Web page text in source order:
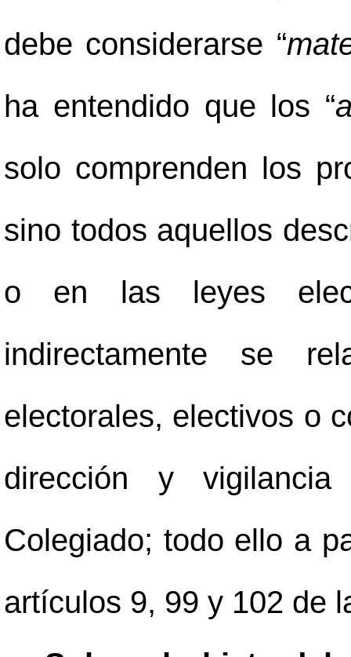
debe considerarse “
ha entendido que los “
solo comprenden los
sino todos aquellos
o en las leyes
indirectamente se
electorales, electivos o
dirección y
Colegiado; todo ello a
artículos 9, 99 y 102 de